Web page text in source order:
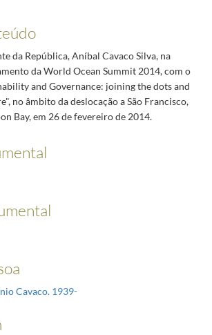
da República, Aníbal Cavaco Silva, na
da World Ocean Summit 2014, com o
and Governance: joining the dots and
no âmbito da deslocação a São Francisco,
Bay, em 26 de fevereiro de 2014.
Cavaco. 1939-